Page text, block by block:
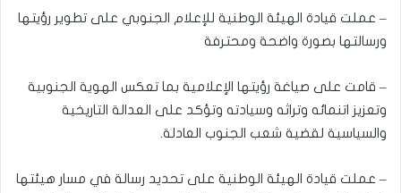
– عملت قيادة الهيئة الوطنية للإعلام الجنوبي على تطوير رؤيتها
ورسالتها بصورة واضحة ومحترفة
– قامت على صياغة رؤيتها الإعلامية بما تعكس الهوية الجنوبية
وتعزيز اتنمائه وتراثه وسيادته وتؤكد على العدالة التاريخية
والسياسية لقضية شعب الجنوب العادلة.
– عملت قيادة الهيئة الوطنية على تحديد رسالة في مسار هيئتها